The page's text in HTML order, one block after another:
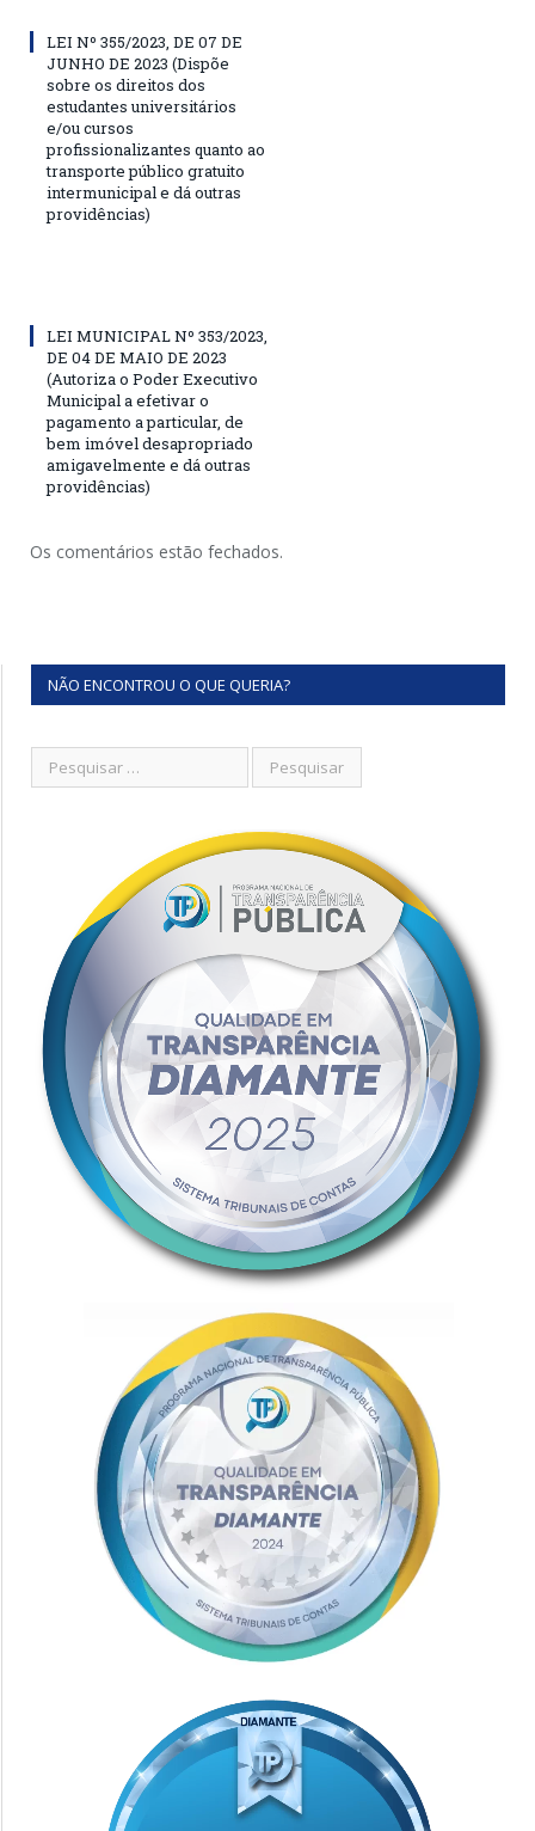
LEI Nº 355/2023, DE 07 DE
JUNHO DE 2023 (Dispõe
sobre os direitos dos
estudantes universitários
e/ou cursos
profissionalizantes quanto ao
transporte público gratuito
intermunicipal e dá outras
providências)
LEI MUNICIPAL Nº 353/2023,
DE 04 DE MAIO DE 2023
(Autoriza o Poder Executivo
Municipal a efetivar o
pagamento a particular, de
bem imóvel desapropriado
amigavelmente e dá outras
providências)
Os comentários estão fechados.
NÃO ENCONTROU O QUE QUERIA?